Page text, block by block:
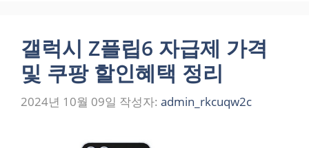
갤럭시 Z플립6 자급제 가격
및 쿠팡 할인혜택 정리
2024년 10월 09일 작성자: admin_rkcuqw2c